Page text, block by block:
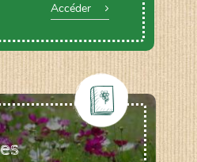
Accéder